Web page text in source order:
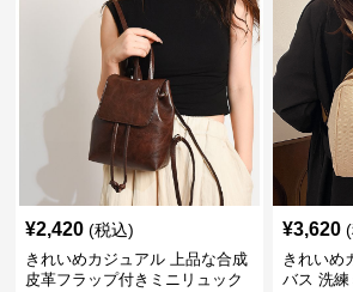
¥2,420 (税込)
きれいめカジュアル 上品な合成
皮革フラップ付きミニリュック
¥3,620
きれいめ
バス 洗練